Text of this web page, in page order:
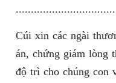
Cúi xin các ngài
án, chứng giám lòng
độ trì cho chúng con